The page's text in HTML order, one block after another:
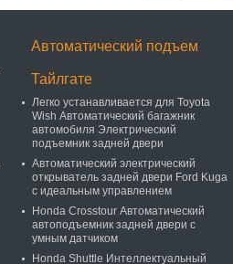
Автоматический подъем
Тайлгате
Легко устанавливается для Toyota
Wish Автоматический багажник
автомобиля Электрический
подъемник задней двери
Автоматический электрический
открыватель задней двери Ford Kuga
с идеальным управлением
Honda Crosstour Автоматический
автоподъемник задней двери с
умным датчиком
Honda Shuttle Интеллектуальный